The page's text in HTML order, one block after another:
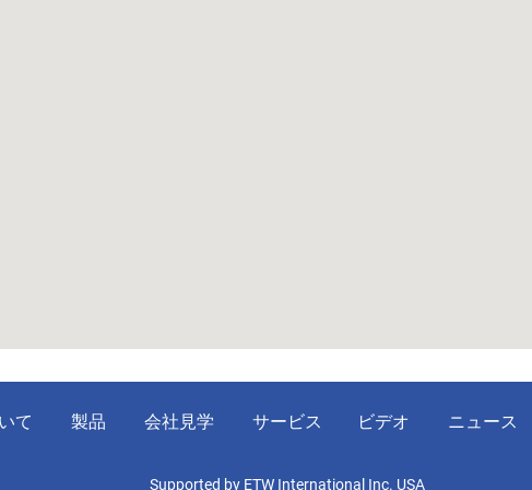
て 製品 会社見学 サービス ビデオ ニュース
Supported by ETW International Inc. USA